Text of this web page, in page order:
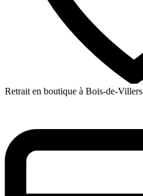
Retrait en boutique à Bois-de-Villers